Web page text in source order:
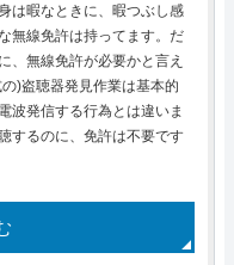
は暇なときに、暇つぶし感
無線免許は持ってます。だ
、無線免許が必要かと言え
)盗聴器発見作業は基本的
波発信する行為とは違いま
するのに、免許は不要です